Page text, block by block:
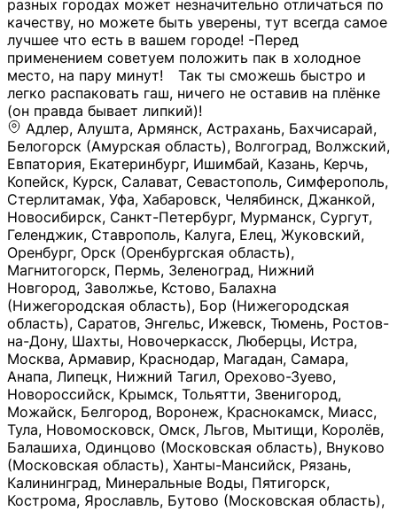
разных городах может незначительно отличаться по
качеству, но можете быть уверены, тут всегда самое
лучшее что есть в вашем городе! -Перед
применением советуем положить пак в холодное
место, на пару минут!⠀ Так ты сможешь быстро и
легко распаковать гаш, ничего не оставив на плёнке
(он правда бывает липкий)!
Адлер, Алушта, Армянск, Астрахань, Бахчисарай,
Белогорск (Амурская область), Волгоград, Волжский,
Евпатория, Екатеринбург, Ишимбай, Казань, Керчь,
Копейск, Курск, Салават, Севастополь, Симферополь,
Стерлитамак, Уфа, Хабаровск, Челябинск, Джанкой,
Новосибирск, Санкт-Петербург, Мурманск, Сургут,
Геленджик, Ставрополь, Калуга, Елец, Жуковский,
Оренбург, Орск (Оренбургская область),
Магнитогорск, Пермь, Зеленоград, Нижний
Новгород, Заволжье, Кстово, Балахна
(Нижегородская область), Бор (Нижегородская
область), Саратов, Энгельс, Ижевск, Тюмень, Ростов-
на-Дону, Шахты, Новочеркасск, Люберцы, Истра,
Москва, Армавир, Краснодар, Магадан, Самара,
Анапа, Липецк, Нижний Тагил, Орехово-Зуево,
Новороссийск, Крымск, Тольятти, Звенигород,
Можайск, Белгород, Воронеж, Краснокамск, Миасс,
Тула, Новомосковск, Омск, Льгов, Мытищи, Королёв,
Балашиха, Одинцово (Московская область), Внуково
(Московская область), Ханты-Мансийск, Рязань,
Калининград, Минеральные Воды, Пятигорск,
Кострома, Ярославль, Бутово (Московская область),